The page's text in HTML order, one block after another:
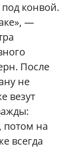
конвой.
—
После
не
везут
потом на
всегда